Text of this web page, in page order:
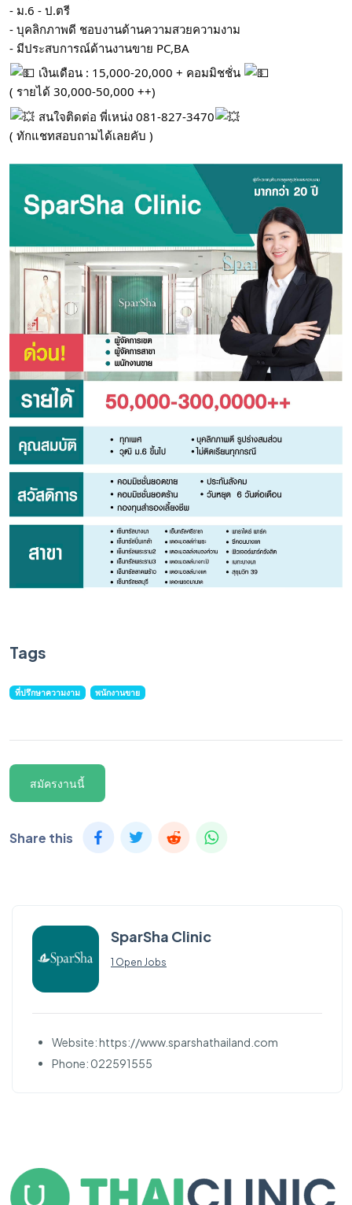
- ม.6 - ป.ตรี
- บุคลิกภาพดี ชอบงานด้านความสวยความงาม
- มีประสบการณ์ด้านงานขาย PC,BA
เงินเดือน : 15,000-20,000 + คอมมิชชั่น
( รายได้ 30,000-50,000 ++)
สนใจติดต่อ พี่เหน่ง 081-827-3470
( ทักแชทสอบถามได้เลยคับ )
Tags
ที่ปรึกษาความงาม พนักงานขาย
สมัครงานนี้
Share this
SparSha Clinic
1 Open Jobs
Website: https://www.sparshathailand.com
Phone: 022591555